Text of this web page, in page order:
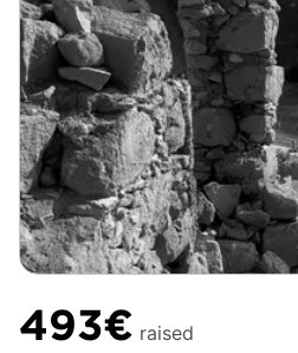
493€ raised